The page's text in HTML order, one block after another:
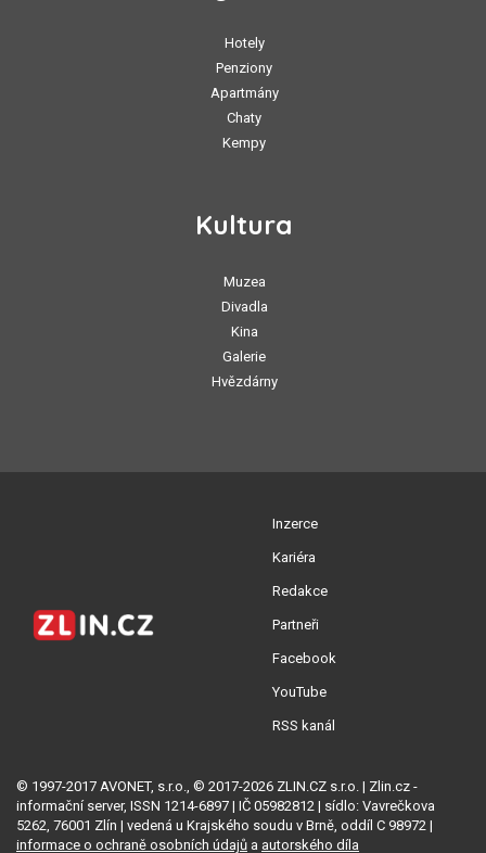
Hotely
Penziony
Apartmány
Chaty
Kempy
Kultura
Muzea
Divadla
Kina
Galerie
Hvězdárny
Inzerce
Kariéra
Redakce
Partneři
Facebook
YouTube
RSS kanál
© 1997-2017 AVONET, s.r.o., © 2017-2026 ZLIN.CZ s.r.o. | Zlin.cz -
informační server, ISSN 1214-6897 | IČ 05982812 | sídlo: Vavrečkova
5262, 76001 Zlín | vedená u Krajského soudu v Brně, oddíl C 98972 |
informace o ochraně osobních údajů a autorského díla